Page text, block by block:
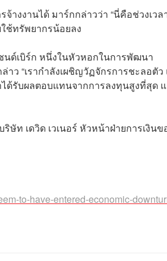
างงานได้ มาร์กกล่าวว่า “นี่คือช่วงเวล
ช้ทรัพยากรน้อยลง
นด์เบิร์ก หนึ่งในหัวหอกในการพัฒนา
ว “เรากำลังเผชิญวัฏจักรการชะลอตัว
ด้รับผลตอบแทนจากการลงทุนสูงที่สุด
ท เดวิด เวเนอร์ หัวหน้าฝ่ายการเงินข
to-have-entered-economic-